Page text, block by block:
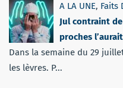
A LA UNE, Faits
Jul contraint
proches
Dans la semaine du 29
les lèvres. P...